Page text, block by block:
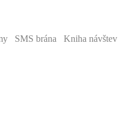
SMS brána Kniha